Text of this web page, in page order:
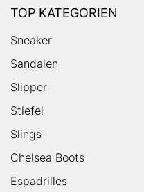
TOP KATEGORIEN
Sneaker
Sandalen
Slipper
Stiefel
Slings
Chelsea Boots
Espadrilles